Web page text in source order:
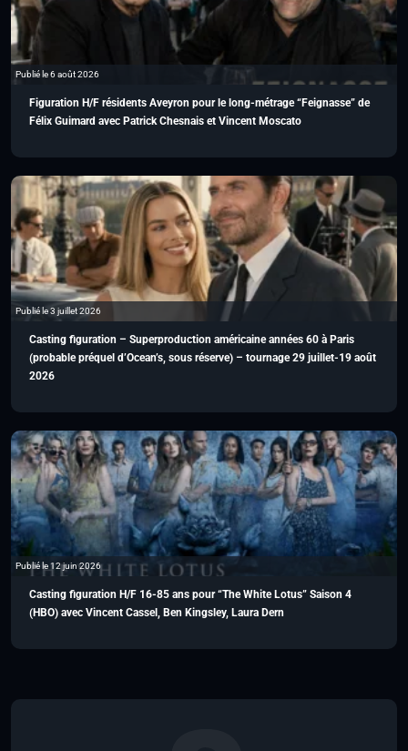
Publié le 6 août 2026
Figuration H/F résidents Aveyron pour le long-métrage “Feignasse” de
Félix Guimard avec Patrick Chesnais et Vincent Moscato
Publié le 3 juillet 2026
Casting figuration – Superproduction américaine années 60 à Paris
(probable préquel d’Ocean’s, sous réserve) – tournage 29 juillet-19 août
2026
Publié le 12 juin 2026
Casting figuration H/F 16-85 ans pour “The White Lotus” Saison 4
(HBO) avec Vincent Cassel, Ben Kingsley, Laura Dern